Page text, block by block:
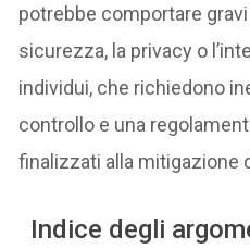
potrebbe comportare
sicurezza, la privacy o
individui, che richiedono
controllo e una
finalizzati alla mitigazione
Indice degli